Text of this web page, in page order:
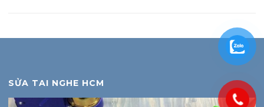
SỬA TAI NGHE HCM